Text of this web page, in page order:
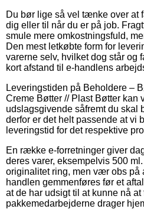
Du bør lige så vel tænke over at
dig eller til når du er på job.
smule mere omkostningsfuld,
Den mest letkøbte form for
varerne selv, hvilket dog står og
kort afstand til e-handlens
Leveringstiden på Beholdere –
Creme Bøtter // Plast Bøtter
udslagsgivende såfremt du skal
derfor er det helt passende at vi
leveringstid for det respektive
En række e-forretninger giver
deres varer, eksempelvis 500
originalitet ring, men vær obs på
handlen gemmenføres før et
at de har udsigt til at kunne nå
pakkemedarbejderne drager